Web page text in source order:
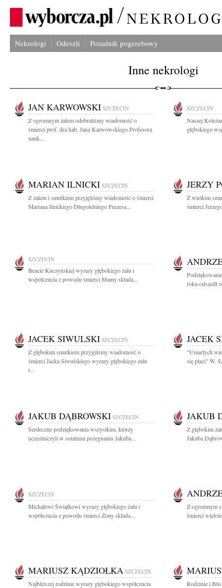
Nekrologi Odeszli Poradnik pogrzebowy
Inne nekrologi
JAN KARWOWSKI SZCZECIN
Z ogromnym żalem odebraliśmy wiadomość o
śmierci prof. dra hab. Jana Karwowskiego Profesora
nauk...
SZCZECIN
Naszej
głębokiego
MARIAN ILNICKI SZCZECIN
Z żalem i smutkiem przyjęliśmy wiadomość o śmierci
Mariana Ilnickiego Długoletniego Prezesa...
JERZY
Z wielkim
śmierci
SZCZECIN
Beacie Kuczyńskiej wyrazy głębokiego żalu i
współczucia z powodu śmierci Mamy składa...
roku odszedł
JACEK SIWULSKI SZCZECIN
Z głębokim smutkiem przyjęliśmy wiadomość o
śmierci Jacka Siwulskiego wyrazy głębokiego żalu
i...
JACEK
"Umarłych
się płaci" W.
JAKUB DĄBROWSKI SZCZECIN
Serdeczne podziękowania wszystkim, którzy
uczestniczyli w ostatnim pożegnaniu Jakuba...
JAKUB
Z głębokim
Jakuba
SZCZECIN
Michałowi Świątkowi wyrazy głębokiego żalu i
współczucia z powodu śmierci Żony składa...
Z ogromnym
śmierci
MARIUSZ KĄDZIOŁKA SZCZECIN
Najbliższej rodzinie wyrazy głębokiego współczucia
Rodzinie i